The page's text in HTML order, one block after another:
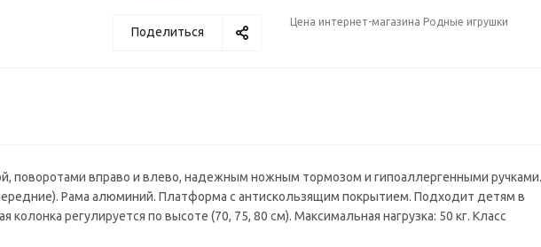
Поделиться
Цена интернет-магазина Родные игрушки
поворотами вправо и влево, надежным ножным тормозом и гипоаллергенными ручками.
Рама алюминий. Платформа с антискользящим покрытием. Подходит детям в
колонка регулируется по высоте (70, 75, 80 см). Максимальная нагрузка: 50 кг. Класс